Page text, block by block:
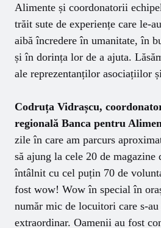
Alimente și coordonatorii
trăit sute de experiențe care le-
aibă încredere în umanitate, în
și în dorința lor de a ajuta.
ale reprezentanților asociațiilor
Codruța Vidrașcu,
regională Banca pentru
zile în care am parcurs
să ajung la cele 20 de
întâlnit cu cel puțin 70 de
fost wow! Wow în special în
număr mic de locuitori care s-
extraordinar. Oamenii au fost